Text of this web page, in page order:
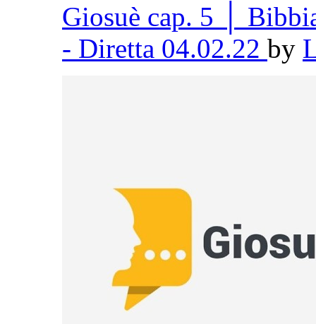
Giosuè cap. 5 │
- Diretta 04.02.22 by